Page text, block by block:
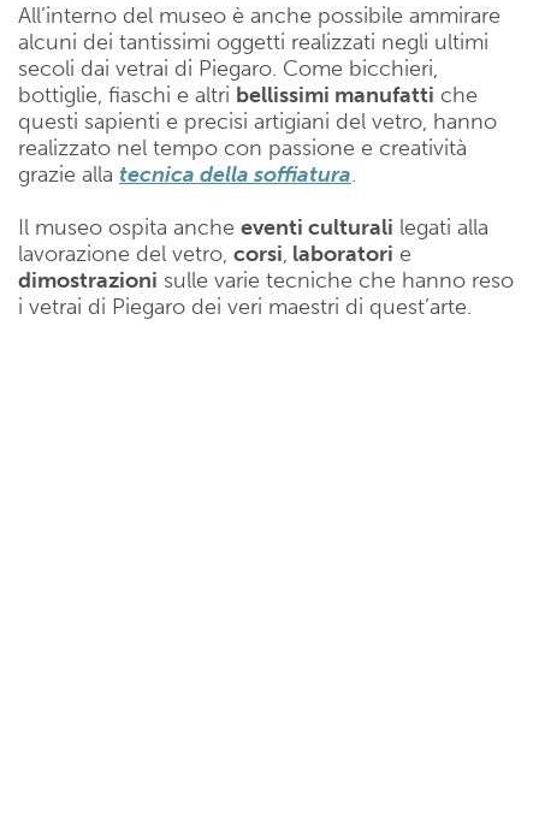
All’interno del museo è anche possibile ammirare
alcuni dei tantissimi oggetti realizzati negli ultimi
secoli dai vetrai di Piegaro. Come bicchieri,
bottiglie, fiaschi e altri bellissimi manufatti che
questi sapienti e precisi artigiani del vetro, hanno
realizzato nel tempo con passione e creatività
grazie alla tecnica della soffiatura.
Il museo ospita anche eventi culturali legati alla
lavorazione del vetro, corsi, laboratori e
dimostrazioni sulle varie tecniche che hanno reso
i vetrai di Piegaro dei veri maestri di quest’arte.